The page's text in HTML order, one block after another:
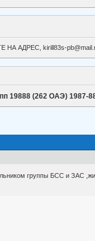
АДРЕС, kirill83s-
19888 (262 ОАЭ) 1987-
группы БСС и ЗАС